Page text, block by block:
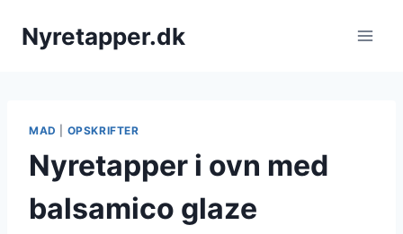
Nyretapper.dk
MAD OPSKRIFTER
Nyretapper i ovn med
balsamico glaze